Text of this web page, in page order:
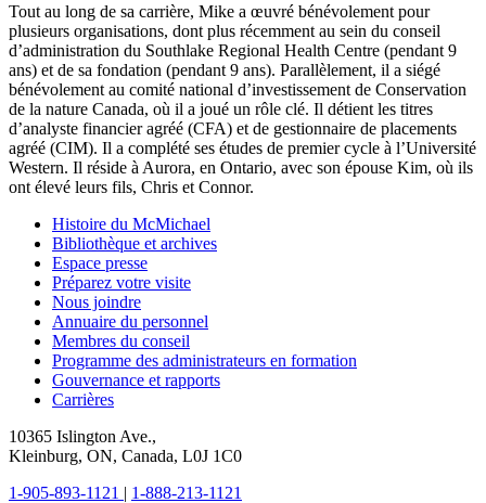
Tout au long de sa carrière, Mike a œuvré bénévolement pour
plusieurs organisations, dont plus récemment au sein du conseil
d’administration du Southlake Regional Health Centre (pendant 9
ans) et de sa fondation (pendant 9 ans). Parallèlement, il a siégé
bénévolement au comité national d’investissement de Conservation
de la nature Canada, où il a joué un rôle clé. Il détient les titres
d’analyste financier agréé (CFA) et de gestionnaire de placements
agréé (CIM). Il a complété ses études de premier cycle à l’Université
Western. Il réside à Aurora, en Ontario, avec son épouse Kim, où ils
ont élevé leurs fils, Chris et Connor.
Histoire du McMichael
Bibliothèque et archives
Espace presse
Préparez votre visite
Nous joindre
Annuaire du personnel
Membres du conseil
Programme des administrateurs en formation
Gouvernance et rapports
Carrières
10365 Islington Ave.,
Kleinburg, ON, Canada, L0J 1C0
1-905-893-1121 | 1-888-213-1121